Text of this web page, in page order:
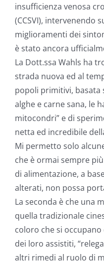
insufficienza venosa
(CCSVI), intervenendo
miglioramenti dei
è stato ancora
La Dott.ssa Wahls ha
strada nuova ed al
popoli primitivi, basata
alghe e carne sana, le
mitocondri” e di
netta ed incredibile
Mi permetto solo
che è ormai sempre
di alimentazione, a
alterati, non possa
La seconda è che una
quella tradizionale
coloro che si
dei loro assistiti,
altri rimedi al ruolo di